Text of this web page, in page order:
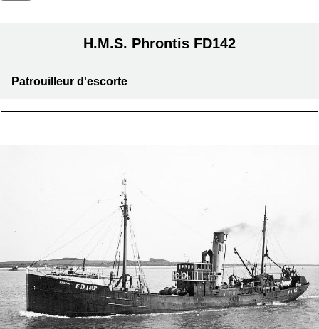
H.M.S. Phrontis FD142
Patrouilleur d'escorte